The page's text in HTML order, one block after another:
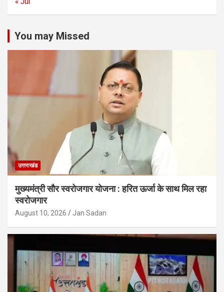
You may Missed
उत्तराखंड
मुख्यमंत्री सौर स्वरोजगार योजना : हरित ऊर्जा के साथ मिल रहा
स्वरोजगार
August 10, 2026 Jan Sadan